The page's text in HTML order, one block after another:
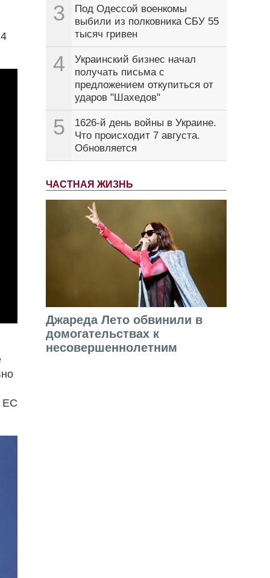
3
Под Одессой военкомы
выбили из полковника СБУ 55
тысяч гривен
4
Украинский бизнес начал
получать письма с
предложением откупиться от
ударов "Шахедов"
5
1626-й день войны в Украине.
Что происходит 7 августа.
Обновляется
ЧАСТНАЯ ЖИЗНЬ
Джареда Лето обвинили в
домогательствах к
несовершеннолетним
ЕС